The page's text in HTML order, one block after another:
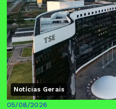
Notícias Gerais
05/08/2026